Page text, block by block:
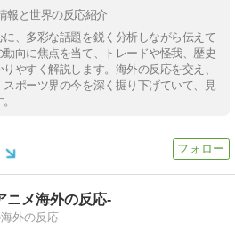
報と世界の反応紹介
、多彩な話題を鋭く分析しながら伝えて
向に焦点を当て、トレードや怪我、歴史
やすく解説します。海外の反応を交え、
ポーツ界の今を深く掘り下げていて、見
ニメ海外の反応-
外の反応